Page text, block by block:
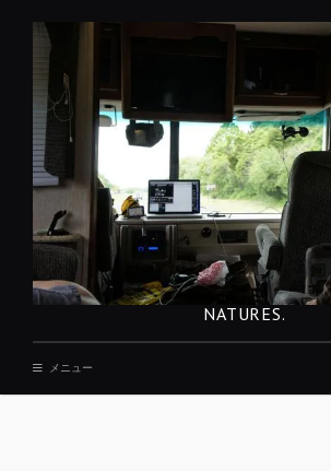
NATURES.
メニュー